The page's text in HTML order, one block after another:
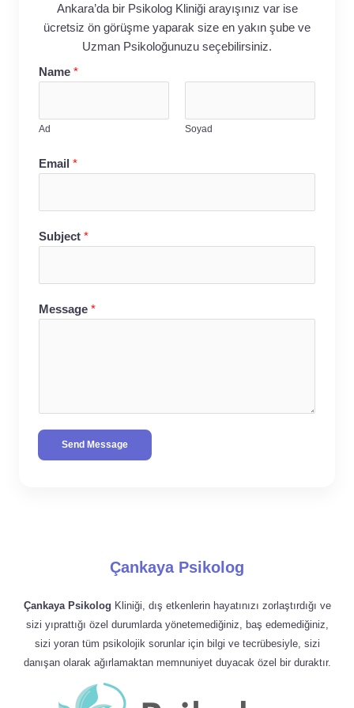
Ankara’da bir Psikolog Kliniği arayışınız var ise
ücretsiz ön görüşme yaparak size en yakın şube ve
Uzman Psikoloğunuzu seçebilirsiniz.
Name *
Ad Soyad
Email *
Subject *
Message *
Send Message
Çankaya Psikolog
Çankaya Psikolog Kliniği, dış etkenlerin hayatınızı zorlaştırdığı ve
sizi yıprattığı özel durumlarda yönetemediğiniz, baş edemediğiniz,
sizi yoran tüm psikolojik sorunlar için bilgi ve tecrübesiyle, sizi
danışan olarak ağırlamaktan memnuniyet duyacak özel bir duraktır.